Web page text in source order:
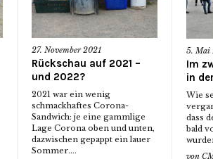
27. November 2021
Rückschau auf 2021 –
und 2022?
2021 war ein wenig
schmackhaftes Corona-
Sandwich: je eine gammlige
Lage Corona oben und unten,
dazwischen gepappt ein lauer
Sommer....
5. Mai
Im
in
Wie
dass
bald
von